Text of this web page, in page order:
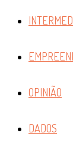
OPINIÃO
DADOS